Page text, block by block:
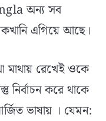
অন্য সব
এগিয়ে আছে।
মাথায় রেখেই ওকে
নির্বাচন করে থাকে
ভাষায় । যেমন: